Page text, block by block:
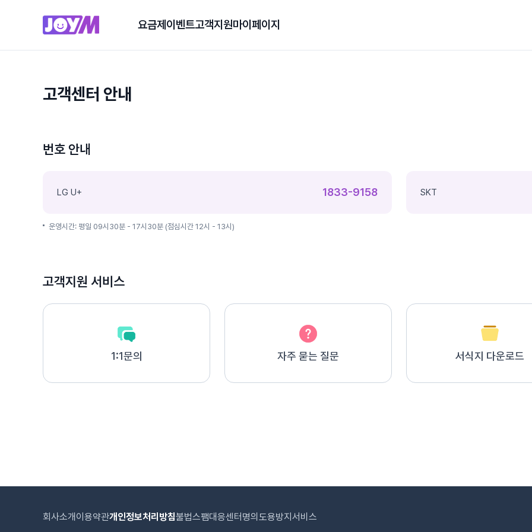
요금제 이벤트고객지원마이페이지
고객센터 안내
번호 안내
LG U+ 1833-9158 SKT
운영시간: 평일 09시30분 - 17시30분 (점심시간 12시 - 13시)
고객지원 서비스
1:1문의 자주 묻는 질문 서식지 다운로드
회사소개 이용약관개인정보처리방침불법스팸대응센터 명의도용방지서비스